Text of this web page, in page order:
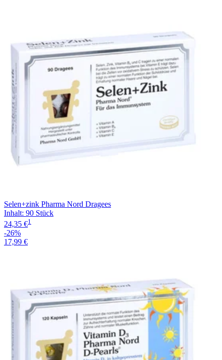
Selen+zink Pharma Nord Dragees
Inhalt: 90 Stück
24,35 €1
-26%
17,99 €